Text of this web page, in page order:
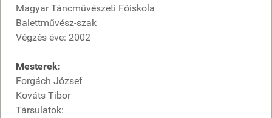
Magyar Táncművészeti Főiskola
Balettművész-szak
Végzés éve: 2002
Mesterek:
Forgách József
Kováts Tibor
Társulatok: